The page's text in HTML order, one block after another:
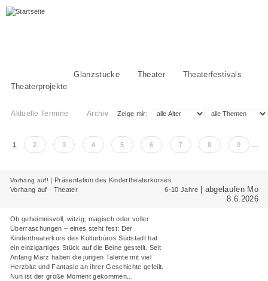
Glanzstücke Theater
Theaterfestivals
Theaterprojekte
Aktuelle Termine Archiv Zeige mir:
Seiten
1 2 3 4 5 6 7 8 9
Vorhang auf! | Präsentation des Kindertheaterkurses
Vorhang auf · Theater
6-10 Jahre
| abgelaufen Mo
8.6.2026
Ob geheimnisvoll, witzig, magisch oder voller
Überraschungen – eines steht fest: Der
Kindertheaterkurs des Kulturbüros Südstadt hat
ein einzigartiges Stück auf die Beine gestellt. Seit
Anfang März haben die jungen Talente mit viel
Herzblut und Fantasie an ihrer Geschichte gefeilt.
Nun ist der große Moment gekommen...